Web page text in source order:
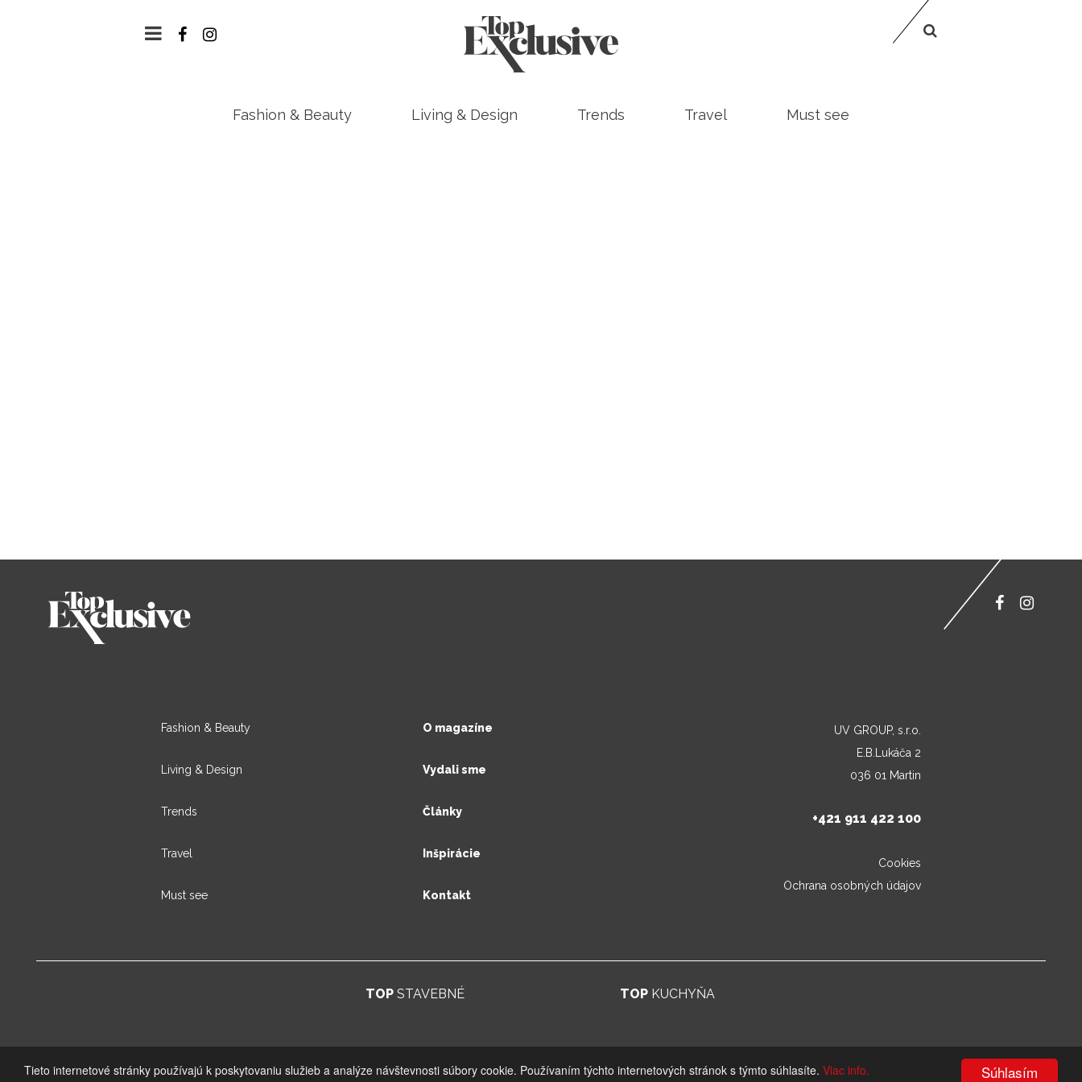
Súhlasím
Tieto internetové stránky používajú k poskytovaniu služieb a analýze návštevnosti súbory cookie. Používaním týchto internetových stránok s týmto súhlasíte. Viac info.
Fashion & Beauty Living & Design Trends Travel Must see
Fashion & Beauty
Living & Design
Trends
Travel
Must see
O magazíne
Vydali sme
Články
Inšpirácie
Kontakt
UV GROUP, s.r.o.
E.B.Lukáča 2
036 01 Martin
+421 911 422 100
Cookies
Ochrana osobných údajov
TOPSTAVEBNÉ TOPKUCHYŇA